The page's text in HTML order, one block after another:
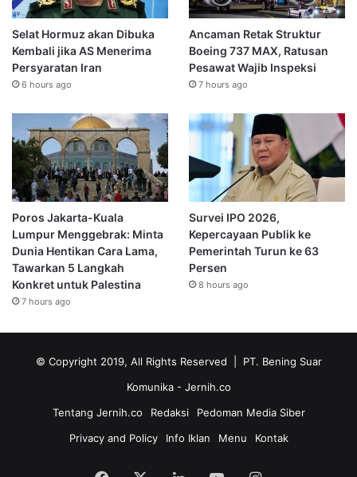
Selat Hormuz akan Dibuka
Kembali jika AS Menerima
Persyaratan Iran
6 hours ago
Ancaman Retak Struktur
Boeing 737 MAX, Ratusan
Pesawat Wajib Inspeksi
7 hours ago
Poros Jakarta-Kuala
Lumpur Menggebrak: Minta
Dunia Hentikan Cara Lama,
Tawarkan 5 Langkah
Konkret untuk Palestina
7 hours ago
Survei IPO 2026,
Kepercayaan Publik ke
Pemerintah Turun ke 63
Persen
8 hours ago
© Copyright 2019, All Rights Reserved | PT. Bening Suar
Komunika - Jernih.co
Tentang Jernih.co
Redaksi
Pedoman Media Siber
Privacy and Policy
Info Iklan Menu Kontak